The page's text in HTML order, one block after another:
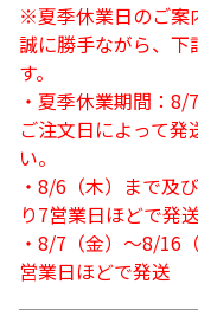
※夏季休業日のご
誠に勝手ながら、下
す。
・夏季休業期間：8/
ご注文日によって
い。
・8/6（木）まで及
り7営業日ほどで発送
・8/7（金）～8/16
営業日ほどで発送